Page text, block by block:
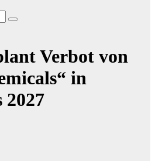
Verbot von
in